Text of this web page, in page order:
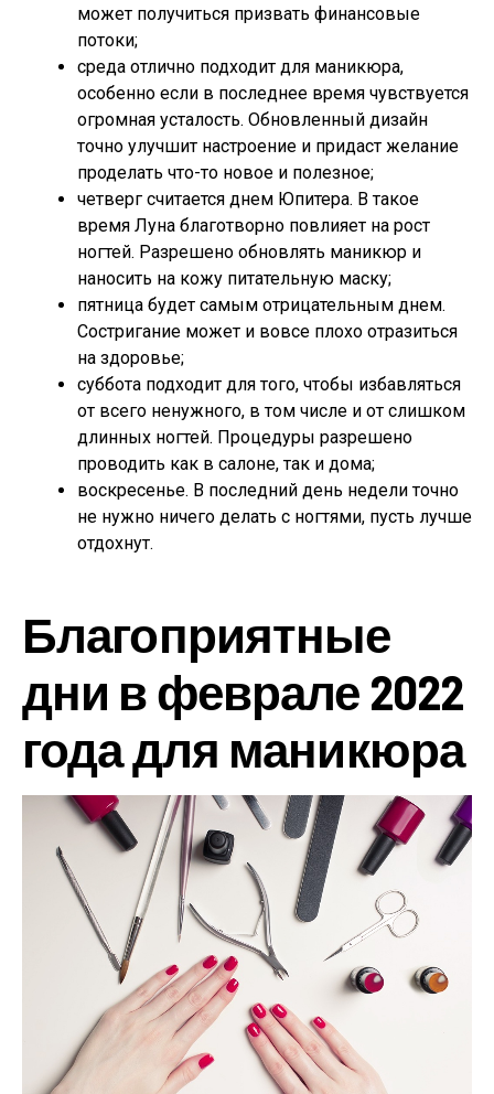
может получиться призвать финансовые
потоки;
среда отлично подходит для маникюра,
особенно если в последнее время чувствуется
огромная усталость. Обновленный дизайн
точно улучшит настроение и придаст желание
проделать что-то новое и полезное;
четверг считается днем Юпитера. В такое
время Луна благотворно повлияет на рост
ногтей. Разрешено обновлять маникюр и
наносить на кожу питательную маску;
пятница будет самым отрицательным днем.
Состригание может и вовсе плохо отразиться
на здоровье;
суббота подходит для того, чтобы избавляться
от всего ненужного, в том числе и от слишком
длинных ногтей. Процедуры разрешено
проводить как в салоне, так и дома;
воскресенье. В последний день недели точно
не нужно ничего делать с ногтями, пусть лучше
отдохнут.
Благоприятные
дни в феврале 2022
года для маникюра